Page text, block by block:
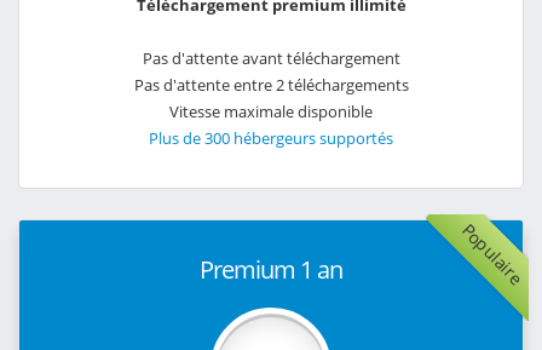
Téléchargement premium illimité
Pas d'attente avant téléchargement
Pas d'attente entre 2 téléchargements
Vitesse maximale disponible
Plus de 300 hébergeurs supportés
Populaire
Premium 1 an